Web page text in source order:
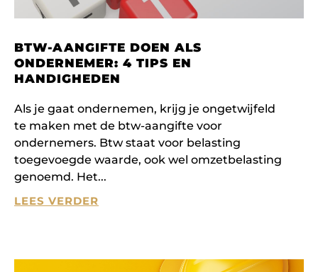
BTW-AANGIFTE DOEN ALS
ONDERNEMER: 4 TIPS EN
HANDIGHEDEN
Als je gaat ondernemen, krijg je ongetwijfeld
te maken met de btw-aangifte voor
ondernemers. Btw staat voor belasting
toegevoegde waarde, ook wel omzetbelasting
genoemd. Het
LEES VERDER